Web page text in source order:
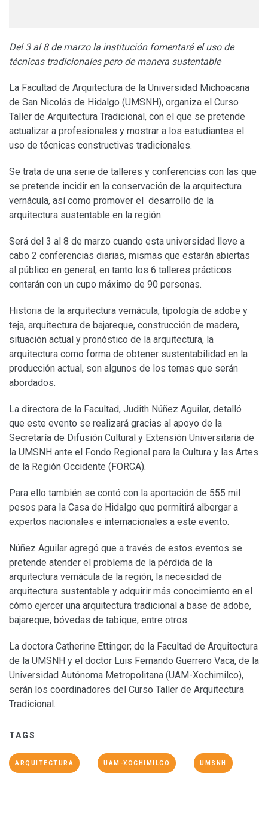
Del 3 al 8 de marzo la institución fomentará el uso de
técnicas tradicionales pero de manera sustentable
La Facultad de Arquitectura de la Universidad Michoacana
de San Nicolás de Hidalgo (UMSNH), organiza el Curso
Taller de Arquitectura Tradicional, con el que se pretende
actualizar a profesionales y mostrar a los estudiantes el
uso de técnicas constructivas tradicionales.
Se trata de una serie de talleres y conferencias con las que
se pretende incidir en la conservación de la arquitectura
vernácula, así como promover el desarrollo de la
arquitectura sustentable en la región.
Será del 3 al 8 de marzo cuando esta universidad lleve a
cabo 2 conferencias diarias, mismas que estarán abiertas
al público en general, en tanto los 6 talleres prácticos
contarán con un cupo máximo de 90 personas.
Historia de la arquitectura vernácula, tipología de adobe y
teja, arquitectura de bajareque, construcción de madera,
situación actual y pronóstico de la arquitectura, la
arquitectura como forma de obtener sustentabilidad en la
producción actual, son algunos de los temas que serán
abordados.
La directora de la Facultad, Judith Núñez Aguilar, detalló
que este evento se realizará gracias al apoyo de la
Secretaría de Difusión Cultural y Extensión Universitaria de
la UMSNH ante el Fondo Regional para la Cultura y las Artes
de la Región Occidente (FORCA).
Para ello también se contó con la aportación de 555 mil
pesos para la Casa de Hidalgo que permitirá albergar a
expertos nacionales e internacionales a este evento.
Núñez Aguilar agregó que a través de estos eventos se
pretende atender el problema de la pérdida de la
arquitectura vernácula de la región, la necesidad de
arquitectura sustentable y adquirir más conocimiento en el
cómo ejercer una arquitectura tradicional a base de adobe,
bajareque, bóvedas de tabique, entre otros.
La doctora Catherine Ettinger; de la Facultad de Arquitectura
de la UMSNH y el doctor Luis Fernando Guerrero Vaca, de la
Universidad Autónoma Metropolitana (UAM-Xochimilco),
serán los coordinadores del Curso Taller de Arquitectura
Tradicional.
TAGS
ARQUITECTURA UAM-XOCHIMILCO UMSNH